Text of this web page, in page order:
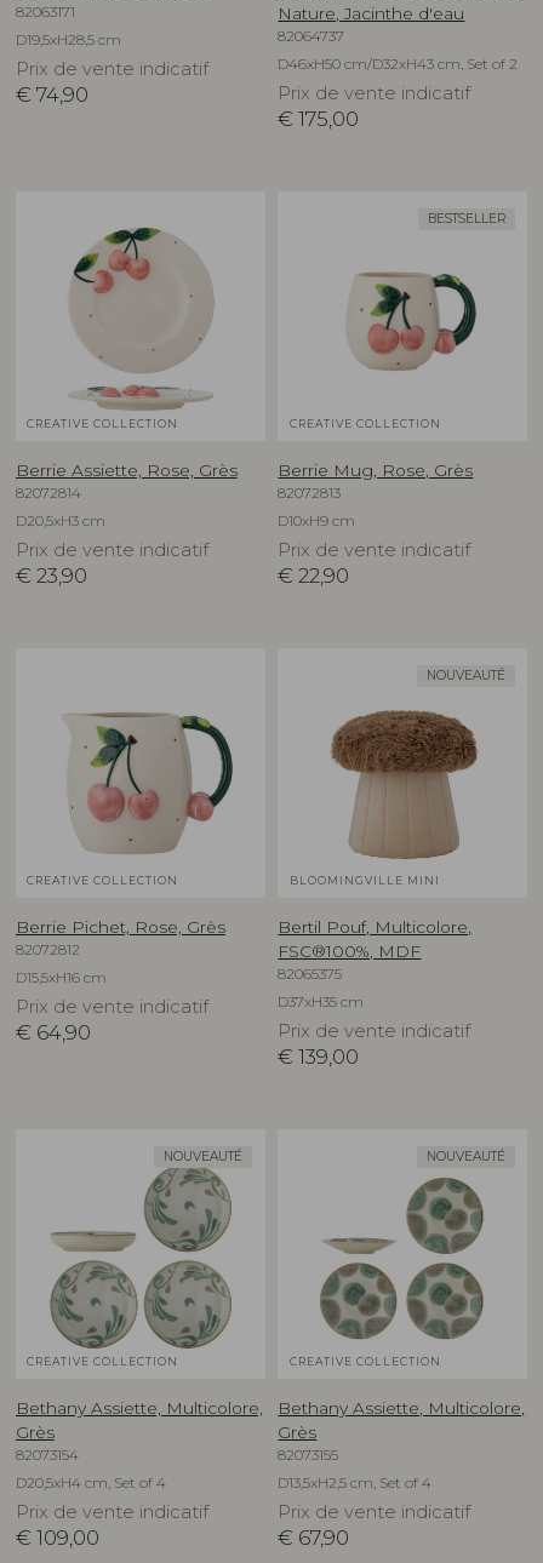
82063171
D19,5xH28,5 cm
Prix de vente indicatif
€ 74,90
Nature, Jacinthe d'eau
82064737
D46xH50 cm/D32xH43 cm, Set of 2
Prix de vente indicatif
€ 175,00
CREATIVE COLLECTION
Berrie Assiette, Rose, Grès
82072814
D20,5xH3 cm
Prix de vente indicatif
€ 23,90
BESTSELLER
CREATIVE COLLECTION
Berrie Mug, Rose, Grès
82072813
D10xH9 cm
Prix de vente indicatif
€ 22,90
CREATIVE COLLECTION
Berrie Pichet, Rose, Grès
82072812
D15,5xH16 cm
Prix de vente indicatif
€ 64,90
NOUVEAUTÉ
BLOOMINGVILLE MINI
Bertil Pouf, Multicolore,
FSC®100%, MDF
82065375
D37xH35 cm
Prix de vente indicatif
€ 139,00
NOUVEAUTÉ
CREATIVE COLLECTION
Bethany Assiette, Multicolore,
Grès
82073154
D20,5xH4 cm, Set of 4
Prix de vente indicatif
€ 109,00
NOUVEAUTÉ
CREATIVE COLLECTION
Bethany Assiette, Multicolore,
Grès
82073155
D13,5xH2,5 cm, Set of 4
Prix de vente indicatif
€ 67,90